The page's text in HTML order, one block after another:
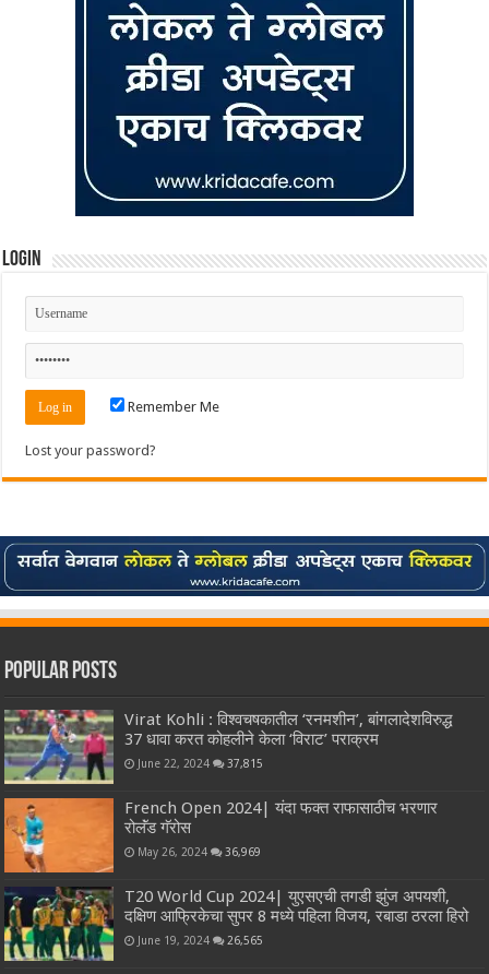
Login
Remember Me
Lost your password?
Popular Posts
Virat Kohli : विश्वचषकातील ‘रनमशीन’, बांगलादेशविरुद्ध
37 धावा करत कोहलीने केला ‘विराट’ पराक्रम
June 22, 2024 37,815
French Open 2024| यंदा फक्त राफासाठीच भरणार
रोलॅंड गॅरोस
May 26, 2024 36,969
T20 World Cup 2024| युएसएची तगडी झुंज अपयशी,
दक्षिण आफ्रिकेचा सुपर 8 मध्ये पहिला विजय, रबाडा ठरला हिरो
June 19, 2024 26,565